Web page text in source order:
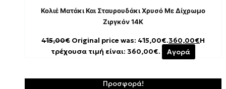
Κολιέ Ματάκι Και Σταυρουδάκι Χρυσό Με Δίχρωμο
Ζιργκόν 14K
415,00€ Original price was: 415,00€.360,00€Η
τρέχουσα τιμή είναι: 360,00€.
Αγορά
Προσφορά!